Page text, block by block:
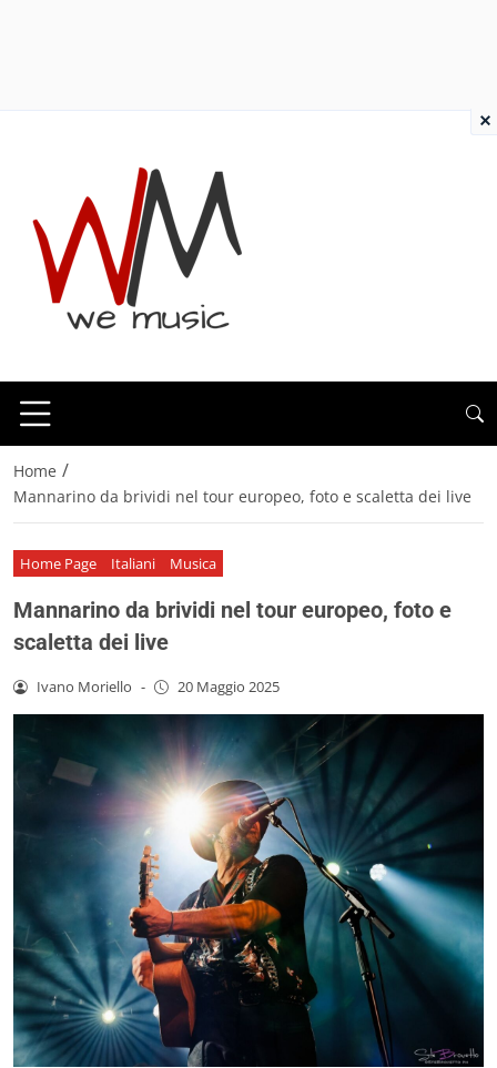
Home /
Mannarino da brividi nel tour europeo, foto e scaletta dei live
Home Page Italiani Musica
Mannarino da brividi nel tour europeo, foto e
scaletta dei live
Ivano Moriello - 20 Maggio 2025
×